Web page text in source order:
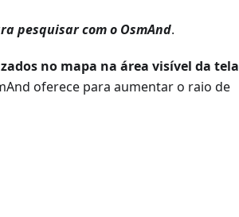
pesquisar com o OsmAnd.
no mapa na área visível da tela
oferece para aumentar o raio de